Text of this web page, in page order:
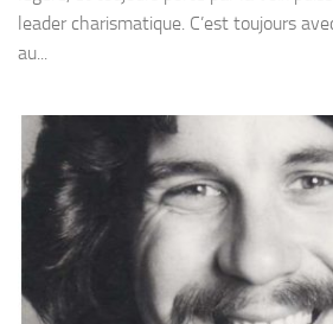
leader charismatique. C’est toujours
au...